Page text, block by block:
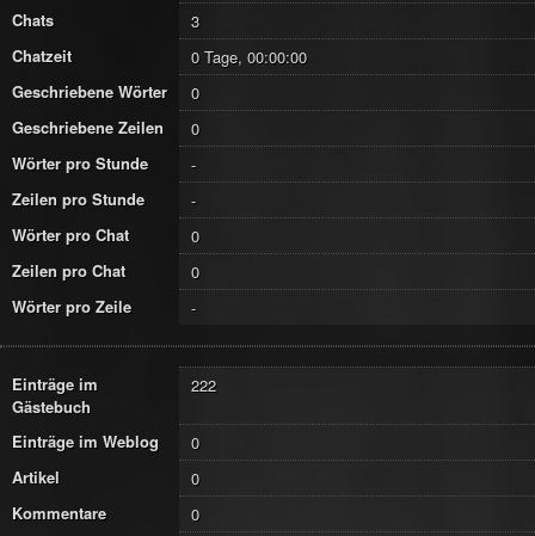
Chats
3
Chatzeit
0 Tage, 00:00:00
Geschriebene Wörter
0
Geschriebene Zeilen
0
Wörter pro Stunde
-
Zeilen pro Stunde
-
Wörter pro Chat
0
Zeilen pro Chat
0
Wörter pro Zeile
-
Einträge im
Gästebuch
222
Einträge im Weblog
0
Artikel
0
Kommentare
0